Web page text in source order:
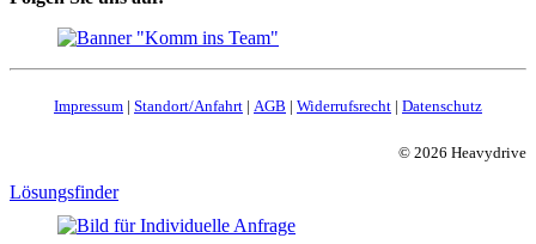
Impressum | Standort/Anfahrt | AGB | Widerrufsrecht | Datenschutz
© 2026 Heavydrive
Lösungsfinder